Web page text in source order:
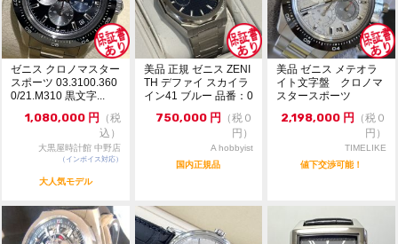
ゼニス クロノマスター
スポーツ 03.3100.360
0/21.M310 黒文字...
1,080,000 円
（税
込）
大黒屋時計館 中野店
（インボイス対応）
大人気モデル
美品 正規 ゼニス ZENI
TH デファイ スカイラ
イン41 ブルー 品番：0
750,000 円
（税０
円）
A hobbyist
国内正規品
美品 ゼニス メテオラ
イト文字盤 クロノマ
スタースポーツ
2,198,000 円
（税０
円）
TIMELIKE
値下交渉可能！